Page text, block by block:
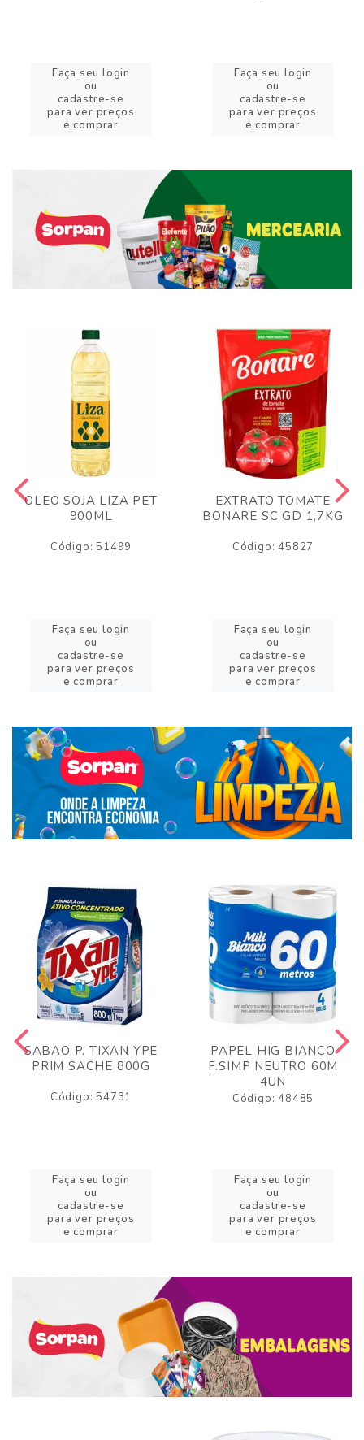
Faça seu login
ou
cadastre-se
para ver preços
e comprar
Faça seu login
ou
cadastre-se
para ver preços
e comprar
OLEO SOJA LIZA PET
900ML
Código: 51499
Faça seu login
ou
cadastre-se
para ver preços
e comprar
EXTRATO TOMATE
BONARE SC GD 1,7KG
Código: 45827
Faça seu login
ou
cadastre-se
para ver preços
e comprar
SABAO P. TIXAN YPE
PRIM SACHE 800G
Código: 54731
Faça seu login
ou
cadastre-se
para ver preços
e comprar
PAPEL HIG BIANCO
F.SIMP NEUTRO 60M
4UN
Código: 48485
Faça seu login
ou
cadastre-se
para ver preços
e comprar